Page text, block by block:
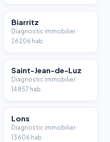
Biarritz
Diagnostic immobilier ·
26 206 hab.
Saint-Jean-de-Luz
Diagnostic immobilier ·
14 857 hab.
Lons
Diagnostic immobilier ·
13 606 hab.